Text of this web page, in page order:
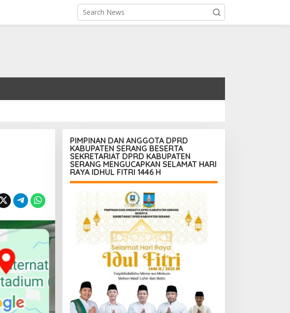
PIMPINAN DAN ANGGOTA DPRD
KABUPATEN SERANG BESERTA
SEKRETARIAT DPRD KABUPATEN
SERANG MENGUCAPKAN SELAMAT HARI
RAYA IDHUL FITRI 1446 H